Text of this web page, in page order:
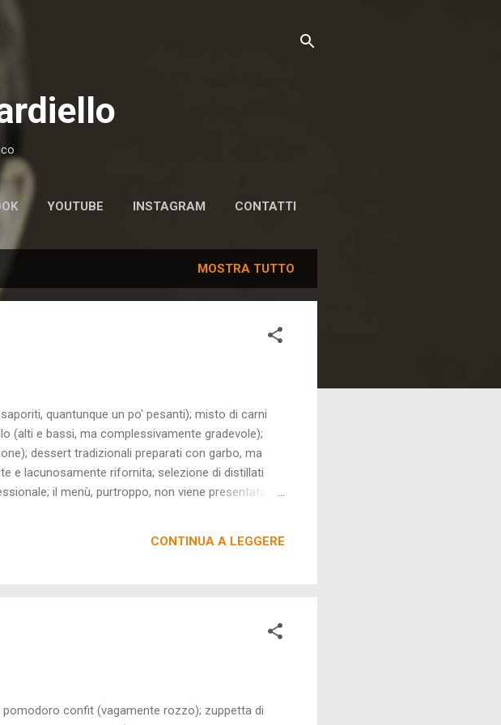
YOUTUBE INSTAGRAM CONTATTI
MOSTRA TUTTO
quantunque un po' pesanti); misto di carni
(alti e bassi, ma complessivamente gradevole);
dessert tradizionali preparati con garbo, ma
e lacunosamente rifornita; selezione di distillati
il menù, purtroppo, non viene presentato al
strambo (stranamente sconveniente su dolci e
CONTINUA A LEGGERE
confit (vagamente rozzo); zuppetta di